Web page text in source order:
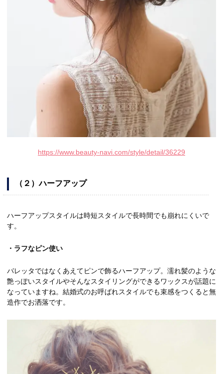
https://www.beauty-navi.com/style/detail/36229
（２）ハーフアップ
ハーフアップスタイルは時短スタイルで長時間でも崩れにくいで
す。
・ラフなピン使い
バレッタではなくあえてピンで飾るハーフアップ。濡れ髪のような
艶っぽいスタイルやそんなスタイリングができるワックスが話題に
なっていますね。結婚式のお呼ばれスタイルでも束感をつくると無
造作でお洒落です。